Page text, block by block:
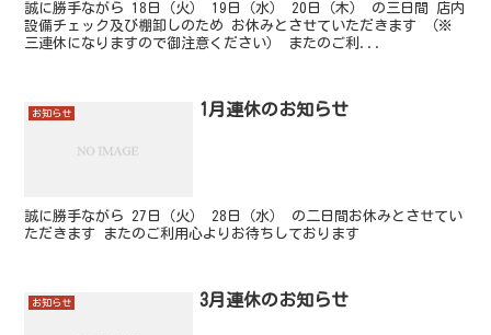
誠に勝手ながら 18日（火） 19日（水） 20日（木） の三日間 店内
設備チェック及び棚卸しのため お休みとさせていただきます （※
三連休になりますので御注意ください） またのご利...
お知らせ 1月連休のお知らせ
誠に勝手ながら 27日（火） 28日（水） の二日間お休みとさせてい
ただきます またのご利用心よりお待ちしております
お知らせ 3月連休のお知らせ